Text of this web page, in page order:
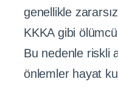
genellikle
KKKA gibi
Bu nedenle riskli
önlemler hayat